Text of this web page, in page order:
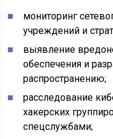
мониторинг
учреждений и
выявление
обеспечения и
распространению;
расследование
хакерских
спецслужбами;